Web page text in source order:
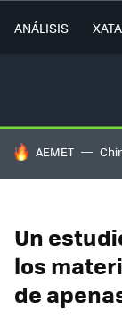
ANÁLISIS
HOY SE HABLA
AEMET
Un
los
de